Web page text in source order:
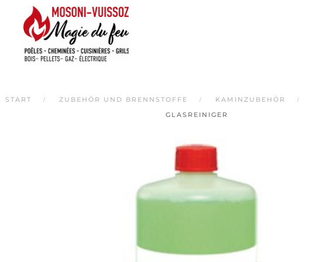
Skip
main
START ZUBEHÖR UND BRENNSTOFFE KAMINZUBEHÖR
GLASREINIGER